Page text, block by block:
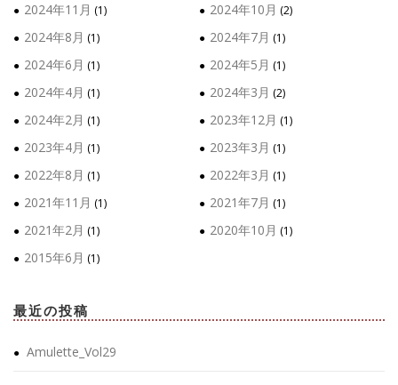
2024年11月 (1) 2024年10月 (2)
2024年8月 (1) 2024年7月 (1)
2024年6月 (1) 2024年5月 (1)
2024年4月 (1) 2024年3月 (2)
2024年2月 (1) 2023年12月 (1)
2023年4月 (1) 2023年3月 (1)
2022年8月 (1) 2022年3月 (1)
2021年11月 (1) 2021年7月 (1)
2021年2月 (1) 2020年10月 (1)
2015年6月 (1)
最近の投稿
Amulette_Vol29